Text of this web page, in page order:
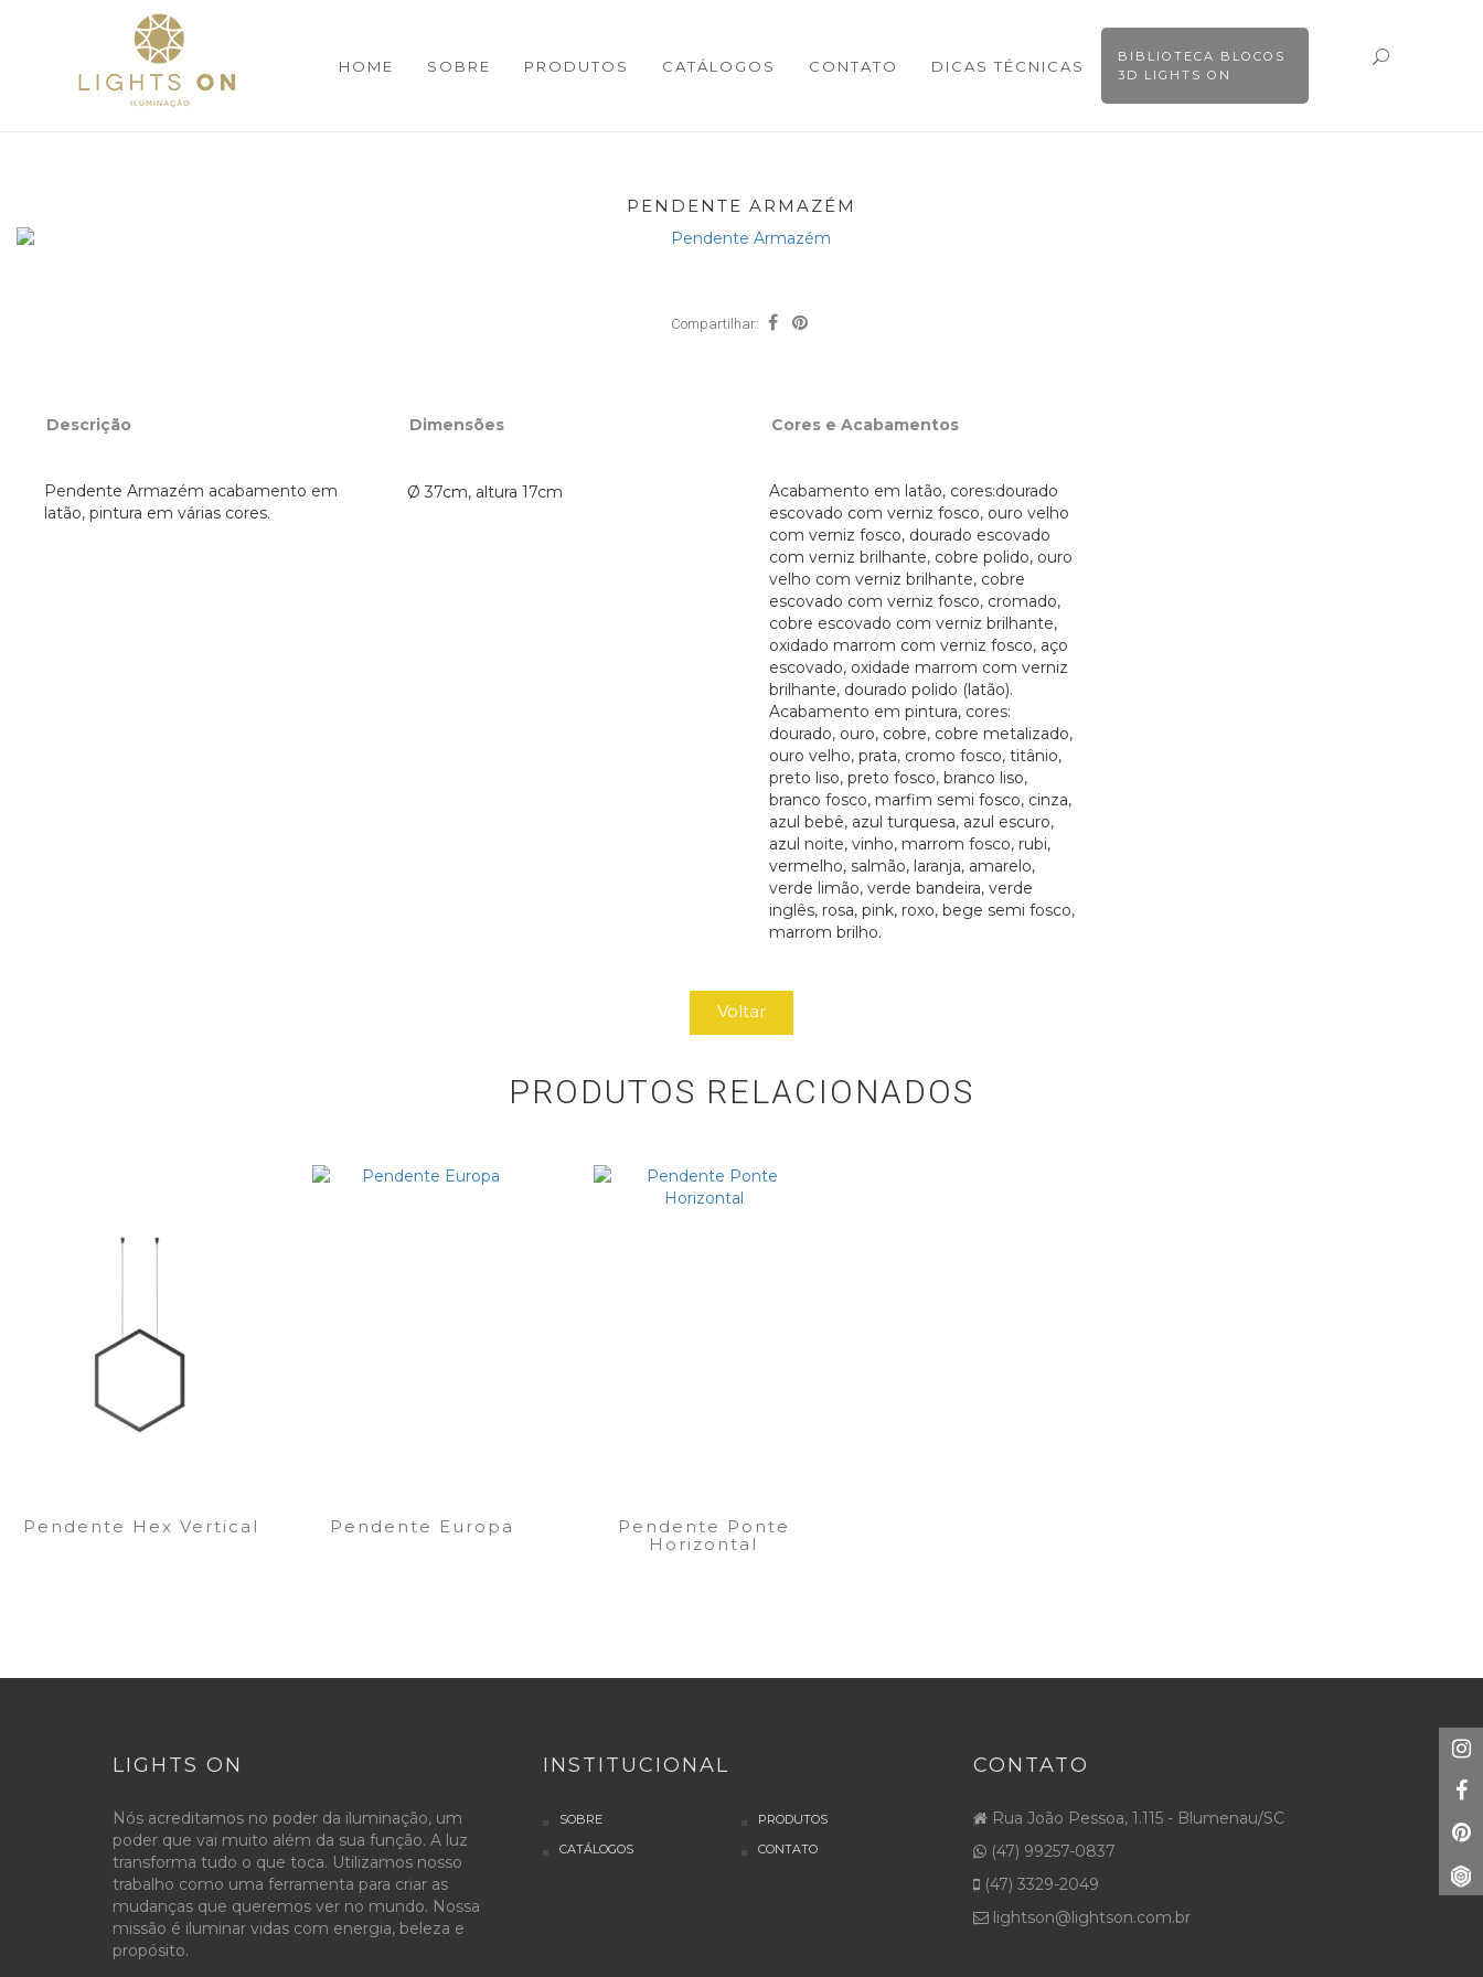
HOME SOBRE PRODUTOS CATÁLOGOS CONTATO DICAS TÉCNICAS
BIBLIOTECA BLOCOS
3D LIGHTS ON
PENDENTE ARMAZÉM
Compartilhar:
Descrição Dimensões Cores e Acabamentos
Pendente Armazém acabamento em
latão, pintura em várias cores.
Ø 37cm, altura 17cm
Acabamento em latão, cores:dourado
escovado com verniz fosco, ouro velho
com verniz fosco, dourado escovado
com verniz brilhante, cobre polido, ouro
velho com verniz brilhante, cobre
escovado com verniz fosco, cromado,
cobre escovado com verniz brilhante,
oxidado marrom com verniz fosco, aço
escovado, oxidade marrom com verniz
brilhante, dourado polido (latão).
Acabamento em pintura, cores:
dourado, ouro, cobre, cobre metalizado,
ouro velho, prata, cromo fosco, titânio,
preto liso, preto fosco, branco liso,
branco fosco, marfim semi fosco, cinza,
azul bebê, azul turquesa, azul escuro,
azul noite, vinho, marrom fosco, rubi,
vermelho, salmão, laranja, amarelo,
verde limão, verde bandeira, verde
inglês, rosa, pink, roxo, bege semi fosco,
marrom brilho.
Voltar
PRODUTOS RELACIONADOS
Pendente Hex Vertical Pendente Europa
Pendente Ponte
Horizontal
LIGHTS ON
Nós acreditamos no poder da iluminação, um
poder que vai muito além da sua função. A luz
transforma tudo o que toca. Utilizamos nosso
trabalho como uma ferramenta para criar as
mudanças que queremos ver no mundo. Nossa
missão é iluminar vidas com energia, beleza e
propósito.
INSTITUCIONAL
SOBRE
PRODUTOS
CATÁLOGOS
CONTATO
CONTATO
Rua João Pessoa, 1.115 - Blumenau/SC
(47) 99257-0837
(47) 3329-2049
lightson@lightson.com.br